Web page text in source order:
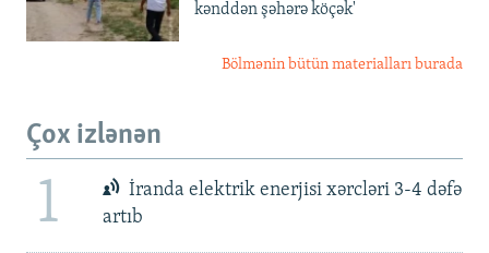
kənddən şəhərə köçək'
Bölmənin bütün materialları burada
Çox izlənən
1
İranda elektrik enerjisi xərcləri 3-4 dəfə
artıb